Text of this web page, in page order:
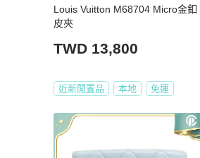
Louis Vuitton M68704 Micro金釦
皮夾
TWD 13,800
近新閒置品 本地 免運